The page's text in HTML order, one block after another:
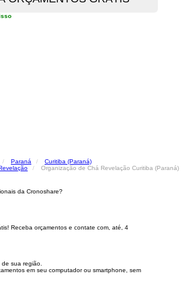
Paraná
Curitiba (Paraná)
Organização de Chá Revelação Curitiba (Paraná)
da Cronoshare?
Receba orçamentos e contate com, até, 4
sua região.
em seu computador ou smartphone, sem